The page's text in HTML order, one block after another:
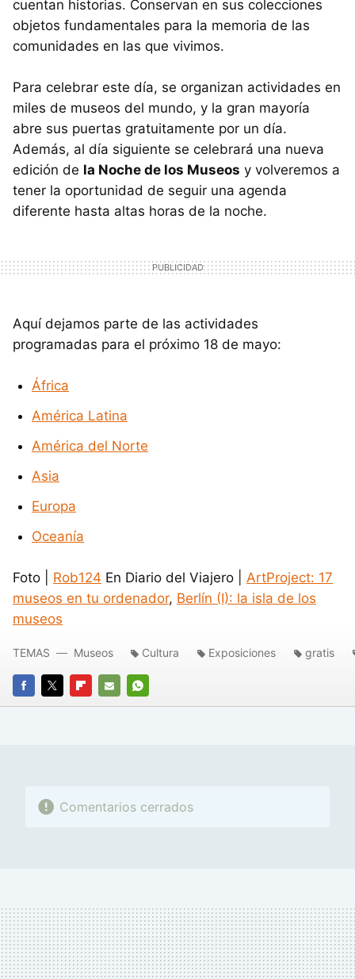
cuentan historias. Conservan en sus colecciones
objetos fundamentales para la memoria de las
comunidades en las que vivimos.
Para celebrar este día, se organizan actividades en
miles de museos del mundo, y la gran mayoría
abre sus puertas gratuitamente por un día.
Además, al día siguiente se celebrará una nueva
edición de la Noche de los Museos y volveremos a
tener la oportunidad de seguir una agenda
diferente hasta altas horas de la noche.
Aquí dejamos parte de las actividades
programadas para el próximo 18 de mayo:
África
América Latina
América del Norte
Asia
Europa
Oceanía
Foto | Rob124 En Diario del Viajero | ArtProject: 17
museos en tu ordenador, Berlín (I): la isla de los
museos
FACEBOOK
TWITTERFLIPBOARD
E-
WHATSAPP
TEMAS Museos Cultura Exposiciones gratis
Comentarios cerrados